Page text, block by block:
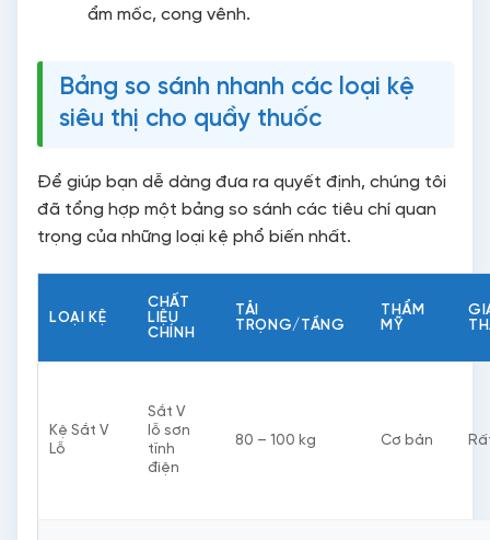
ẩm mốc, cong vênh.
Bảng so sánh nhanh các loại kệ
siêu thị cho quầy thuốc
Để giúp bạn dễ dàng đưa ra quyết định, chúng tôi
đã tổng hợp một bảng so sánh các tiêu chí quan
trọng của những loại kệ phổ biến nhất.
LOẠI KỆ
CHẤT
LIỆU
CHÍNH
TẢI
TRỌNG/TẦNG
THẨM
MỸ
Kệ Sắt V
Lỗ
Sắt V
lỗ sơn
tĩnh
điện
80 – 100 kg Cơ bản